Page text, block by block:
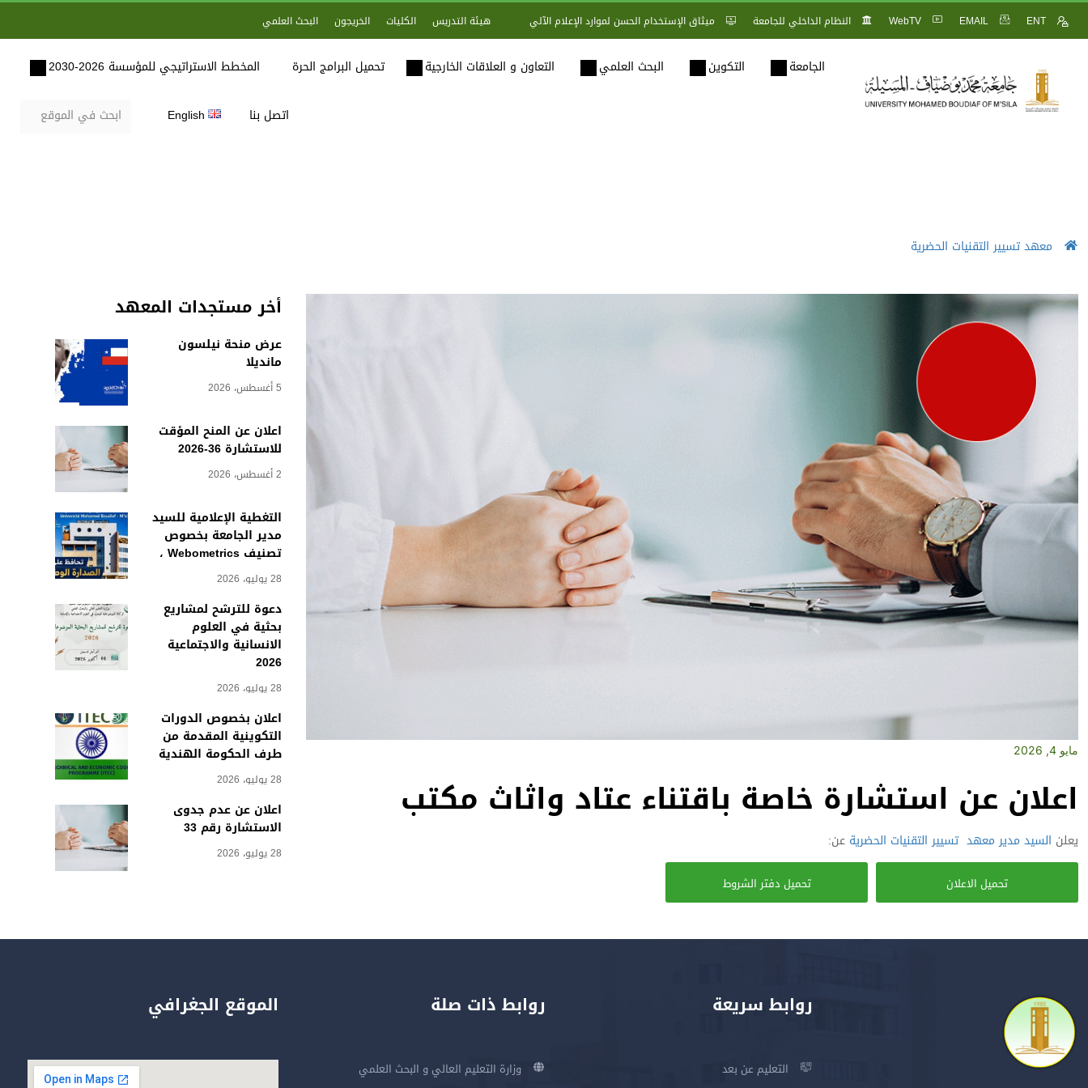
ENT
EMAIL
WebTV النظام الداخلي للجامعة ميثاق الإستخدام الحسن لموارد الإعلام الآلي هيئة التدريس الكليات الخريجون البحث العلمي
الجامعة التكوين البحث العلمي التعاون و العلاقات الخارجية تحميل البرامج الحرة المخطط الاستراتيجي للمؤسسة 2026-2030
اتصل بنا English
معهد تسيير التقنيات الحضرية
أخر مستجدات المعهد
عرض منحة نيلسون
مانديلا
5 أغسطس، 2026
اعلان عن المنح المؤقت
للاستشارة 36-2026
2 أغسطس، 2026
التغطية الإعلامية للسيد
مدير الجامعة بخصوص
تصنيف Webometrics ،
28 يوليو، 2026
دعوة للترشح لمشاريع
بحثية في العلوم
الانسانية والاجتماعية
2026
28 يوليو، 2026
اعلان بخصوص الدورات
التكوينية المقدمة من
طرف الحكومة الهندية
28 يوليو، 2026
اعلان عن عدم جدوى
الاستشارة رقم 33
28 يوليو، 2026
مايو 4, 2026
اعلان عن استشارة خاصة باقتناء عتاد واثاث مكتب
يعلن السيد مدير معهد تسيير التقنيات الحضرية عن:
تحميل الاعلان تحميل دفتر الشروط
روابط سريعة
التعليم عن بعد
روابط ذات صلة
وزارة التعليم العالي و البحث العلمي
الموقع الجغرافي